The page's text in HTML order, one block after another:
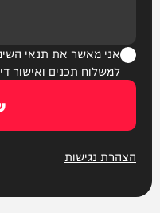
אני מאשר את תנאי
למשלוח תכנים ואישור
הצהרת נגישות